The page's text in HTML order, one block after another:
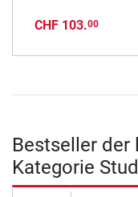
CHF 103.00
Bestseller der
Kategorie